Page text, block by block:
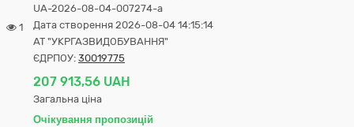
1
UA-2026-08-04-007274-a
Дата створення 2026-08-04 14:15:14
АТ "УКРГАЗВИДОБУВАННЯ"
ЄДРПОУ: 30019775
207 913,56 UAH
Загальна ціна
Очікування пропозицій